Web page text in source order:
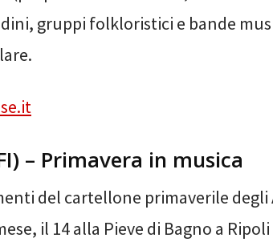
gruppi folkloristici e bande
– Primavera in musica
del cartellone primaverile degli
il 14 alla Pieve di Bagno a Ripoli